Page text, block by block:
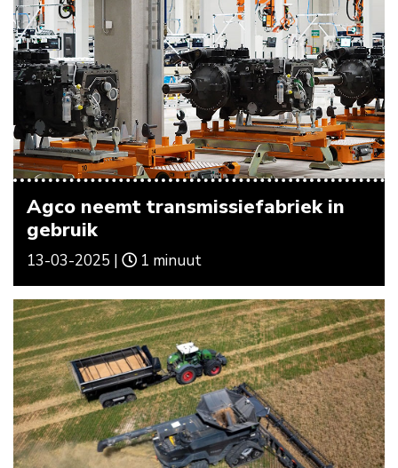
Agco neemt transmissiefabriek in
gebruik
13-03-2025 | 1 minuut